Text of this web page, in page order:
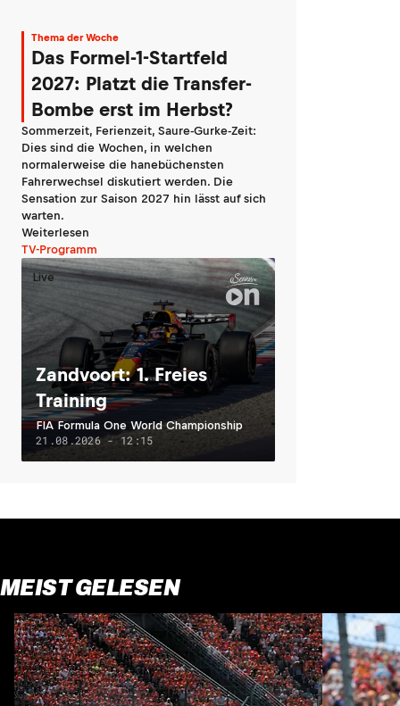
Thema der Woche
Das Formel-1-Startfeld
2027: Platzt die Transfer-
Bombe erst im Herbst?
Sommerzeit, Ferienzeit, Saure-Gurke-Zeit:
Dies sind die Wochen, in welchen
normalerweise die hanebüchensten
Fahrerwechsel diskutiert werden. Die
Sensation zur Saison 2027 hin lässt auf sich
warten.
Weiterlesen
TV-Programm
Live
Zandvoort: 1. Freies
Training
FIA Formula One World Championship
21.08.2026 - 12:15
MEIST GELESEN